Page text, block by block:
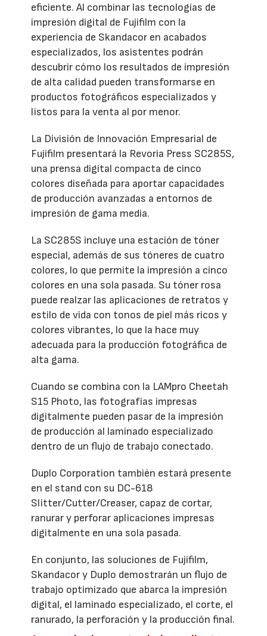
eficiente. Al combinar las tecnologías de
impresión digital de Fujifilm con la
experiencia de Skandacor en acabados
especializados, los asistentes podrán
descubrir cómo los resultados de impresión
de alta calidad pueden transformarse en
productos fotográficos especializados y
listos para la venta al por menor.
La División de Innovación Empresarial de
Fujifilm presentará la Revoria Press SC285S,
una prensa digital compacta de cinco
colores diseñada para aportar capacidades
de producción avanzadas a entornos de
impresión de gama media.
La SC285S incluye una estación de tóner
especial, además de sus tóneres de cuatro
colores, lo que permite la impresión a cinco
colores en una sola pasada. Su tóner rosa
puede realzar las aplicaciones de retratos y
estilo de vida con tonos de piel más ricos y
colores vibrantes, lo que la hace muy
adecuada para la producción fotográfica de
alta gama.
Cuando se combina con la LAMpro Cheetah
S15 Photo, las fotografías impresas
digitalmente pueden pasar de la impresión
de producción al laminado especializado
dentro de un flujo de trabajo conectado.
Duplo Corporation también estará presente
en el stand con su DC-618
Slitter/Cutter/Creaser, capaz de cortar,
ranurar y perforar aplicaciones impresas
digitalmente en una sola pasada.
En conjunto, las soluciones de Fujifilm,
Skandacor y Duplo demostrarán un flujo de
trabajo optimizado que abarca la impresión
digital, el laminado especializado, el corte, el
ranurado, la perforación y la producción final.